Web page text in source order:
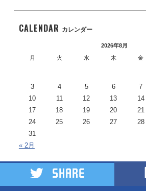
CALENDAR カレンダー
2026年8月
月
火 水 木 金
3
4 5 6 7
10
11 12 13 14
17
18 19 20 21
24
25 26 27 28
31
« 2月